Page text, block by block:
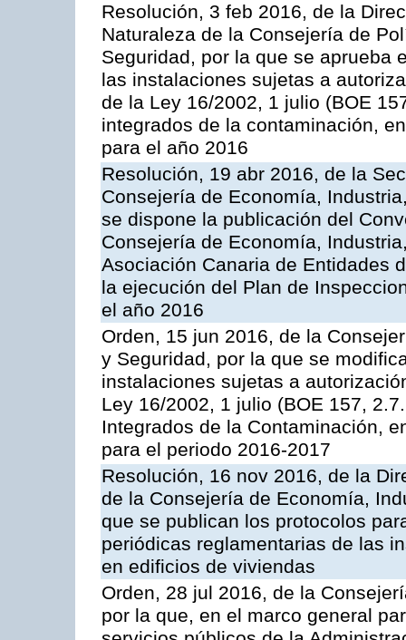
Resolución, 3 feb 2016, de la
Naturaleza de la Consejería de
Seguridad, por la que se aprueba
las instalaciones sujetas a
de la Ley 16/2002, 1 julio (BOE
integrados de la contaminación,
para el año 2016
Resolución, 19 abr 2016, de la
Consejería de Economía,
se dispone la publicación del
Consejería de Economía,
Asociación Canaria de Entidades
la ejecución del Plan de
el año 2016
Orden, 15 jun 2016, de la
y Seguridad, por la que se
instalaciones sujetas a
Ley 16/2002, 1 julio (BOE 157,
Integrados de la Contaminación,
para el periodo 2016-2017
Resolución, 16 nov 2016, de la
de la Consejería de Economía,
que se publican los protocolos
periódicas reglamentarias de las
en edificios de viviendas
Orden, 28 jul 2016, de la
por la que, en el marco general